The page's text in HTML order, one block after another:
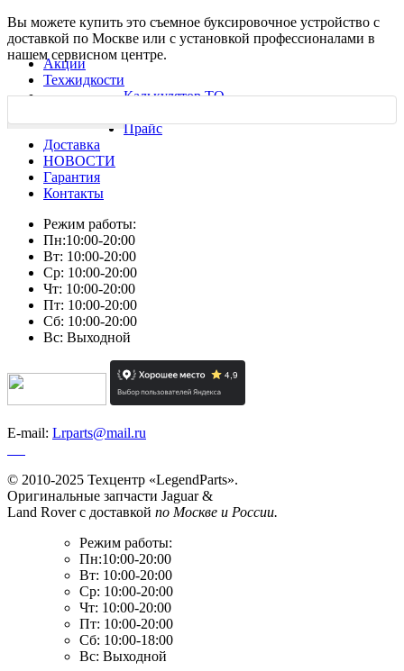
Вы можете купить это съемное буксировочное устройство с
доставкой по Москве или с установкой профессионалами в
нашем сервисном центре.
Акции
Техжидкости
Калькулятор ТО
Прайс
Доставка
НОВОСТИ
Гарантия
Контакты
Режим работы:
Пн:10:00-20:00
Вт: 10:00-20:00
Ср: 10:00-20:00
Чт: 10:00-20:00
Пт: 10:00-20:00
Сб: 10:00-20:00
Вс: Выходной
E-mail: Lrparts@mail.ru
© 2010-2025 Техцентр «LegendParts».
Оригинальные запчасти Jaguar &
Land Rover с доставкой по Москве и России.
Режим работы:
Пн:10:00-20:00
Вт: 10:00-20:00
Ср: 10:00-20:00
Чт: 10:00-20:00
Пт: 10:00-20:00
Сб: 10:00-18:00
Вс: Выходной